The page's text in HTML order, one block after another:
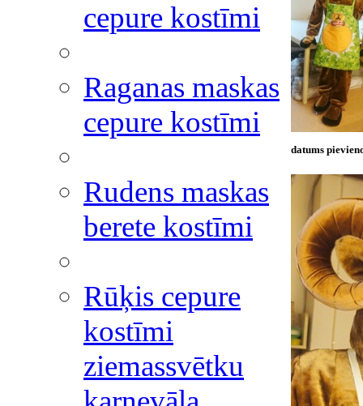
cepure kostīmi
Raganas maskas
cepure kostīmi
Rudens maskas
berete kostīmi
Rūķis cepure
kostīmi
ziemassvētku
datums